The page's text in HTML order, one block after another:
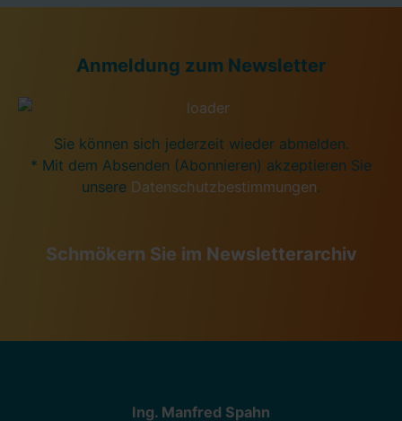
Anmeldung zum Newsletter
Sie können sich jederzeit wieder abmelden.
* Mit dem Absenden (Abonnieren) akzeptieren Sie
unsere Datenschutzbestimmungen.
Schmökern Sie im Newsletterarchiv
Ing. Manfred Spahn